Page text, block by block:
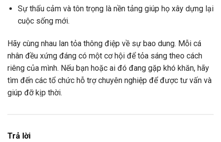
Sự thấu cảm và tôn trọng là nền tảng giúp họ xây dựng lại
cuộc sống mới.
Hãy cùng nhau lan tỏa thông điệp về sự bao dung. Mỗi cá
nhân đều xứng đáng có một cơ hội để tỏa sáng theo cách
riêng của mình. Nếu bạn hoặc ai đó đang gặp khó khăn, hãy
tìm đến các tổ chức hỗ trợ chuyên nghiệp để được tư vấn và
giúp đỡ kịp thời.
Trả lời